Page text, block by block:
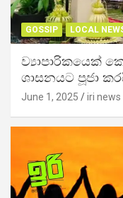
GOSSIP LOCAL
ව්‍යාපාරිකයෙක්
ශාසනයට පූජා
June 1, 2025 iri news